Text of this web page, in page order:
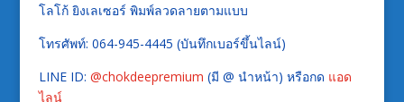
โลโก้ ยิงเลเซอร์ พิมพ์ลวดลายตามแบบ
โทรศัพท์: 064-945-4445 (บันทึกเบอร์ขึ้นไลน์)
LINE ID: @chokdeepremium (มี @ นำหน้า) หรือกด แอด
ไลน์